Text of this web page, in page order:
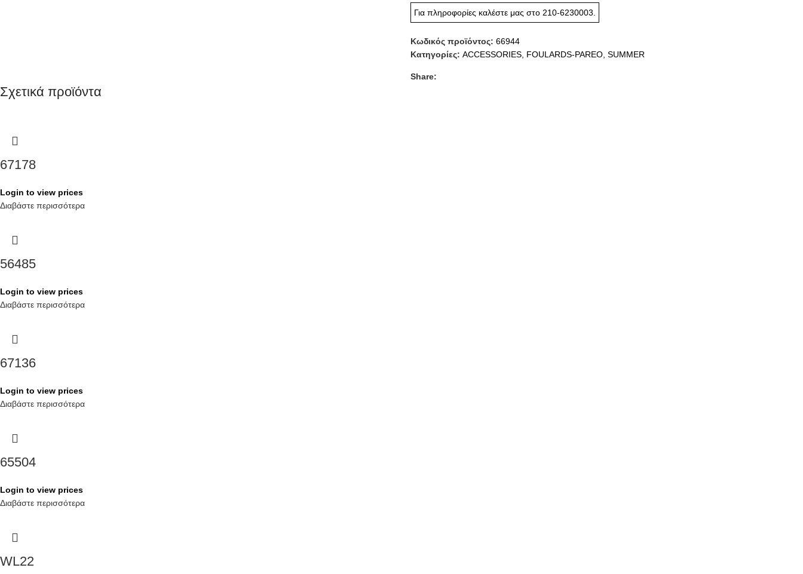
Για πληροφορίες καλέστε μας στο 210-6230003
Κωδικός προϊόντος: 66944
Κατηγορίες: ACCESSORIES FOULARDS-PAREO SUMMER
Share:
Σχετικά προϊόντα
67178
Login to view prices
Διαβάστε περισσότερα
56485
Login to view prices
Διαβάστε περισσότερα
67136
Login to view prices
Διαβάστε περισσότερα
65504
Login to view prices
Διαβάστε περισσότερα
WL22